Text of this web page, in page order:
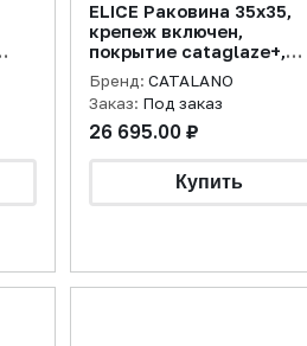
ELICE Раковина 35x35,
крепеж включен,
покрытие cataglaze+,
цемент матовая
Бренд: CATALANO
Заказ: Под заказ
26 695.00 ₽